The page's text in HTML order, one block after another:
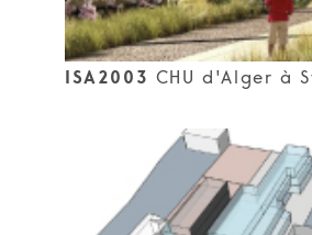
ISA2003 CHU d'Alger à